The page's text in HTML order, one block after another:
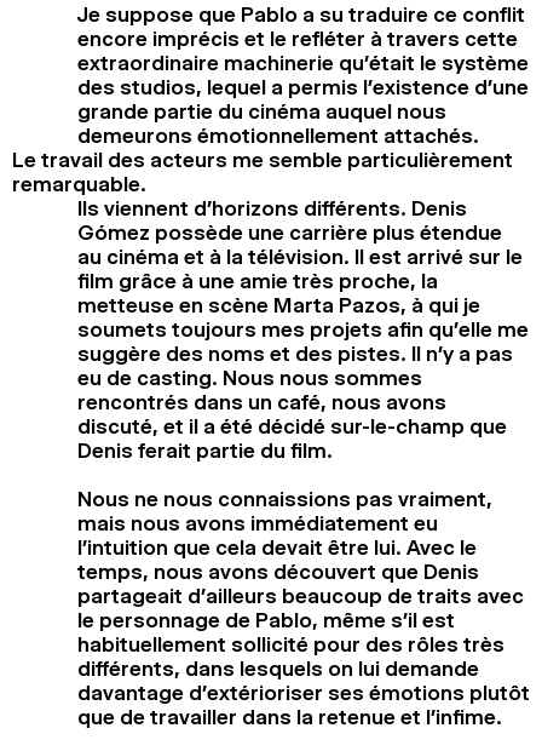
Je suppose que Pablo a su traduire ce conflit
encore imprécis et le refléter à travers cette
extraordinaire machinerie qu’était le système
des studios, lequel a permis l’existence d’une
grande partie du cinéma auquel nous
demeurons émotionnellement attachés.
Le travail des acteurs me semble particulièrement
remarquable.
Ils viennent d’horizons différents. Denis
Gómez possède une carrière plus étendue
au cinéma et à la télévision. Il est arrivé sur le
film grâce à une amie très proche, la
metteuse en scène Marta Pazos, à qui je
soumets toujours mes projets afin qu’elle me
suggère des noms et des pistes. Il n’y a pas
eu de casting. Nous nous sommes
rencontrés dans un café, nous avons
discuté, et il a été décidé sur-le-champ que
Denis ferait partie du film.
Nous ne nous connaissions pas vraiment,
mais nous avons immédiatement eu
l’intuition que cela devait être lui. Avec le
temps, nous avons découvert que Denis
partageait d’ailleurs beaucoup de traits avec
le personnage de Pablo, même s’il est
habituellement sollicité pour des rôles très
différents, dans lesquels on lui demande
davantage d’extérioriser ses émotions plutôt
que de travailler dans la retenue et l’infime.